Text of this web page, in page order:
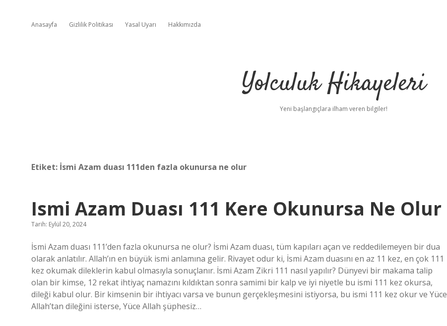
Anasayfa Gizlilik Politikası Yasal Uyarı Hakkımızda
Yolculuk Hikayeleri
Yeni başlangıçlara ilham veren bilgiler!
Etiket: İsmi Azam duası 111den fazla okunursa ne olur
Ismi Azam Duası 111 Kere Okunursa Ne Olur
Tarih: Eylül 20, 2024
İsmi Azam duası 111’den fazla okunursa ne olur? İsmi Azam duası, tüm kapıları açan ve reddedilemeyen bir dua
olarak anlatılır. Allah’ın en büyük ismi anlamına gelir. Rivayet odur ki, İsmi Azam duasını en az 11 kez, en çok 111
kez okumak dileklerin kabul olmasıyla sonuçlanır. İsmi Azam Zikri 111 nasıl yapılır? Dünyevi bir makama talip
olan bir kimse, 12 rekat ihtiyaç namazını kıldıktan sonra samimi bir kalp ve iyi niyetle bu ismi 111 kez okursa,
dileği kabul olur. Bir kimsenin bir ihtiyacı varsa ve bunun gerçekleşmesini istiyorsa, bu ismi 111 kez okur ve Yüce
Allah’tan dileğini isterse, Yüce Allah şüphesiz…